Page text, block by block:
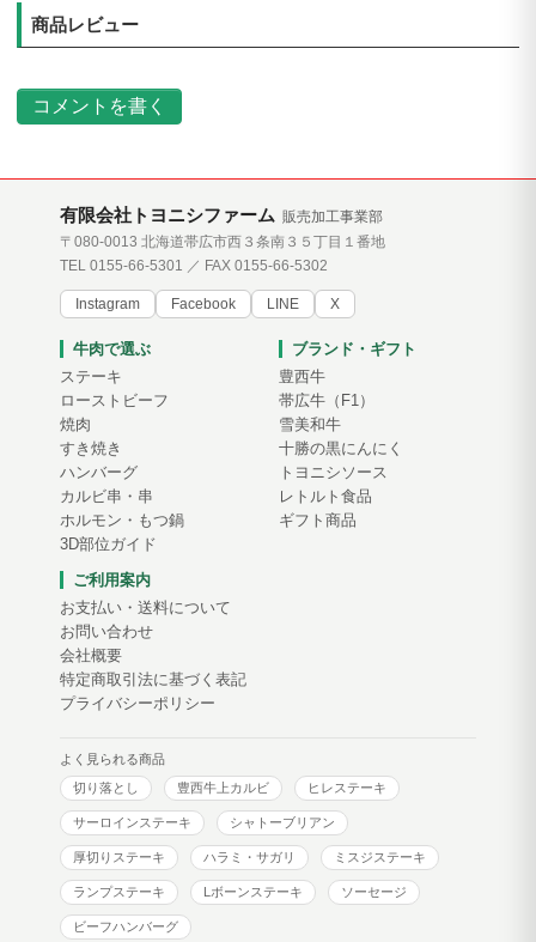
商品レビュー
コメントを書く
有限会社トヨニシファーム 販売加工事業部
〒080-0013 北海道帯広市西３条南３５丁目１番地
TEL 0155-66-5301 ／ FAX 0155-66-5302
Instagram Facebook LINE X
牛肉で選ぶ
ステーキ
ローストビーフ
焼肉
すき焼き
ハンバーグ
カルビ串・串
ホルモン・もつ鍋
3D部位ガイド
ブランド・ギフト
豊西牛
帯広牛（F1）
雪美和牛
十勝の黒にんにく
トヨニシソース
レトルト食品
ギフト商品
ご利用案内
お支払い・送料について
お問い合わせ
会社概要
特定商取引法に基づく表記
プライバシーポリシー
よく見られる商品
切り落とし
豊西牛上カルビ ヒレステーキ
サーロインステーキ シャトーブリアン
厚切りステーキ ハラミ・サガリ ミスジステーキ
ランプステーキ Lボーンステーキ ソーセージ
ビーフハンバーグ